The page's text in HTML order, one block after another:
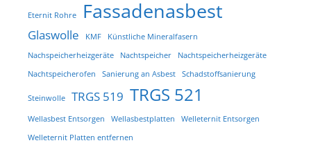
Eternit Rohre Fassadenasbest
Glaswolle KMF
Künstliche Mineralfasern
Nachspeicherheizgeräte
Nachtspeicher
Nachtspeicherheizgeräte
Nachtspeicherofen
Sanierung an Asbest Schadstoffsanierung
Steinwolle TRGS 519 TRGS 521
Wellasbest Entsorgen Wellasbestplatten
Welleternit Entsorgen
Welleternit Platten entfernen